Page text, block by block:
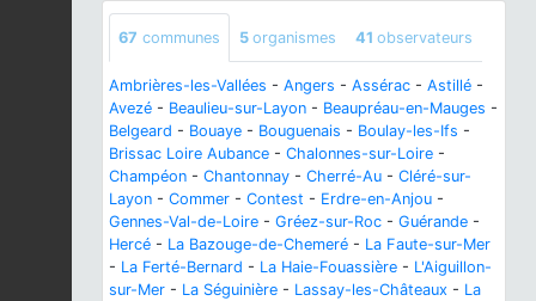
67 communes 5 organismes 41 observateurs
Ambrières-les-Vallées - Angers - Assérac - Astillé -
Avezé - Beaulieu-sur-Layon - Beaupréau-en-Mauges -
Belgeard - Bouaye - Bouguenais - Boulay-les-Ifs -
Brissac Loire Aubance - Chalonnes-sur-Loire -
Champéon - Chantonnay - Cherré-Au - Cléré-sur-
Layon - Commer - Contest - Erdre-en-Anjou -
Gennes-Val-de-Loire - Gréez-sur-Roc - Guérande -
Hercé - La Bazouge-de-Chemeré - La Faute-sur-Mer
- La Ferté-Bernard - La Haie-Fouassière - L'Aiguillon-
sur-Mer - La Séguinière - Lassay-les-Châteaux - La